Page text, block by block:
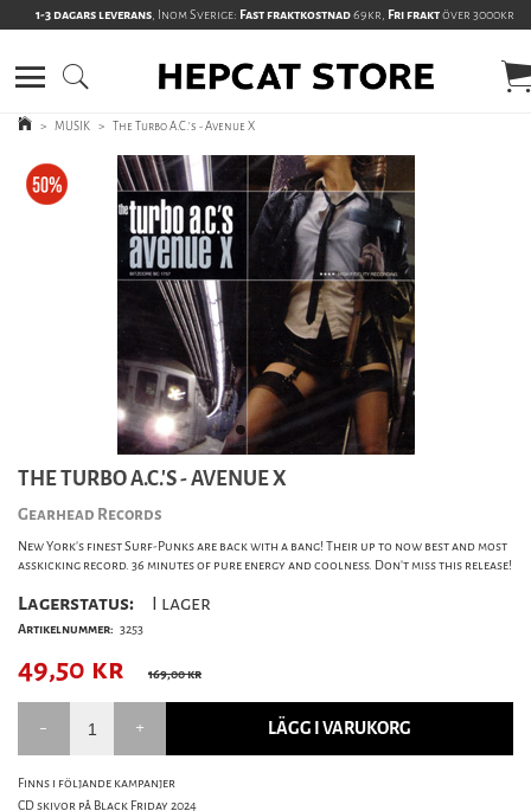
1-3 dagars leverans, Inom Sverige: Fast fraktkostnad69kr, Fri fraktöver 3000kr
> MUSIK > The Turbo A.C.'s - Avenue X
THE TURBO A.C.'S - AVENUE X
Gearhead Records
New York’s finest Surf-Punks are back with a bang! Their up to now best and most
asskicking record. 36 minutes of pure energy and coolness. Don’t miss this release!
Lagerstatus: I lager
Artikelnummer: 3253
49,50 kr 169,00 kr
LÄGG I VARUKORG
Finns i följande kampanjer
CD skivor på Black Friday 2024